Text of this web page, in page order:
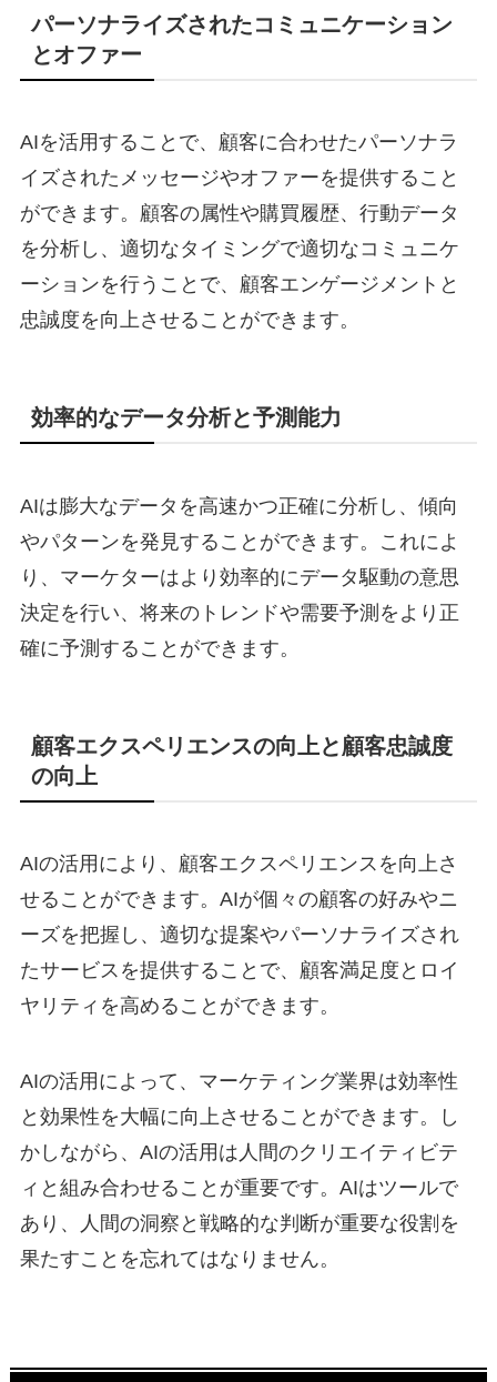
パーソナライズされたコミュニケーション
とオファー
AIを活用することで、顧客に合わせたパーソナラ
イズされたメッセージやオファーを提供すること
ができます。顧客の属性や購買履歴、行動データ
を分析し、適切なタイミングで適切なコミュニケ
ーションを行うことで、顧客エンゲージメントと
忠誠度を向上させることができます。
効率的なデータ分析と予測能力
AIは膨大なデータを高速かつ正確に分析し、傾向
やパターンを発見することができます。これによ
り、マーケターはより効率的にデータ駆動の意思
決定を行い、将来のトレンドや需要予測をより正
確に予測することができます。
顧客エクスペリエンスの向上と顧客忠誠度
の向上
AIの活用により、顧客エクスペリエンスを向上さ
せることができます。AIが個々の顧客の好みやニ
ーズを把握し、適切な提案やパーソナライズされ
たサービスを提供することで、顧客満足度とロイ
ヤリティを高めることができます。
AIの活用によって、マーケティング業界は効率性
と効果性を大幅に向上させることができます。し
かしながら、AIの活用は人間のクリエイティビテ
ィと組み合わせることが重要です。AIはツールで
あり、人間の洞察と戦略的な判断が重要な役割を
果たすことを忘れてはなりません。